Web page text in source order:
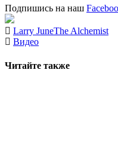
Подпишись на наш
Larry JuneThe Alchemist
Видео
Читайте также